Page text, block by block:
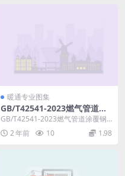
暖通专业图集
GB/T42541-2023燃气管道涂
覆钢管.pdf
GB/T42541-2023燃气管道涂覆钢
管下载
2 年前 10 1.98